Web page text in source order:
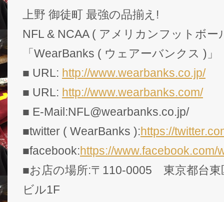
上野 御徒町 最強の品揃え!
NFL & NCAA ( アメリカンフットボー
「WearBanks ( ウェアーバンクス )」
■ URL: http://www.wearbanks.co.jp/
■ URL: http://www.wearbanks.com/
■ E-Mail:NFL@wearbanks.co.jp/
■twitter ( WearBanks ):https://
■facebook:https://www.facebook.com/
■お店の場所:〒110-0005 東京都台
ビル1F